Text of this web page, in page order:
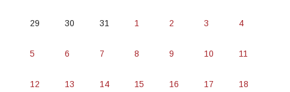
29 30 31 1 2 3 4
5 6 7 8 9 10 11
12 13 14 15 16 17 18